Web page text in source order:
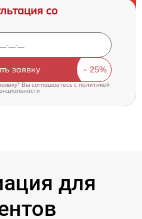
со
заявку
Вы соглашаетесь cполитикой
для